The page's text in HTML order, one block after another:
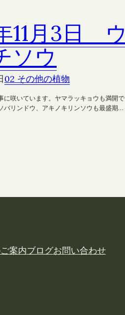
11月3日 ウ
ソウ
02 その他の植物
に咲いています。ヤマラッキョウも満開で
バリンドウ、アキノキリンソウも最盛期…
案内ブログお問い合わせ